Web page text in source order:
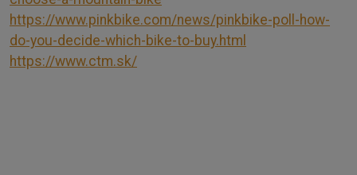
https://www.pinkbike.com/news/pinkbike-poll-how-
do-you-decide-which-bike-to-buy.html
https://www.ctm.sk/